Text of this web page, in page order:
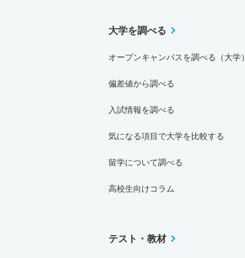
大学を調べる
オープンキャンパスを調べる（大学）
偏差値から調べる
入試情報を調べる
気になる項目で大学を比較する
留学について調べる
高校生向けコラム
テスト・教材